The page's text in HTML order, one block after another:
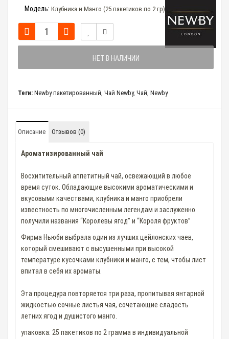
Модель: Клубника и Манго (25 пакетиков по 2 гр)
НЕТ В НАЛИЧИИ
Теги: Newby пакетированный, Чай Newby, Чай, Newby
Описание Отзывов (0)
Ароматизированный чай
Восхитительный аппетитный чай, освежающий в любое
время суток. Обладающие высокими ароматическими и
вкусовыми качествами, клубника и манго приобрели
известность по многочисленным легендам и заслуженно
получили названия “Королевы ягод” и “Короля фруктов”
Фирма Ньюби выбрала один из лучших цейлонских чаев,
который смешивают с высушенными при высокой
температуре кусочками клубники и манго, с тем, чтобы лист
впитал в себя их ароматы.
Эта процедура повторяется три раза, пропитывая янтарной
жидкостью сочные листья чая, сочетающие сладость
летних ягод и душистого манго.
упаковка: 25 пакетиков по 2 грамма в индивидуальной